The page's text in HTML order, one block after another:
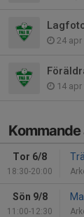
24 apr
14 apr
Tor 6/8
18:30-20:00
Sön 9/8
11:00-12:30